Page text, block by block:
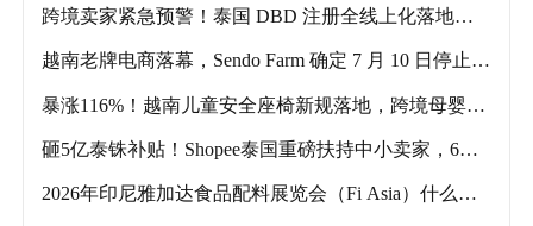
跨境卖家紧急预警！泰国 DBD 注册全线上化落地，
越南老牌电商落幕，Sendo Farm 确定 7 月 10 日停止运
暴涨116%！越南儿童安全座椅新规落地，跨境母婴品
砸5亿泰铢补贴！Shopee泰国重磅扶持中小卖家，6个
2026年印尼雅加达食品配料展览会（Fi Asia）什么时